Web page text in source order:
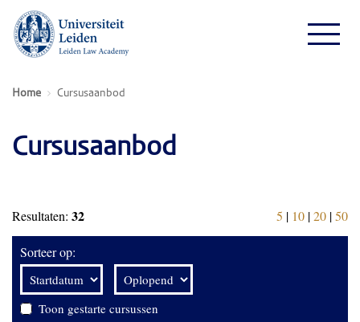
Home Cursusaanbod
Cursusaanbod
Resultaten: 32 5 | 10 |20 |50
Sorteer op:
Toon gestarte cursussen